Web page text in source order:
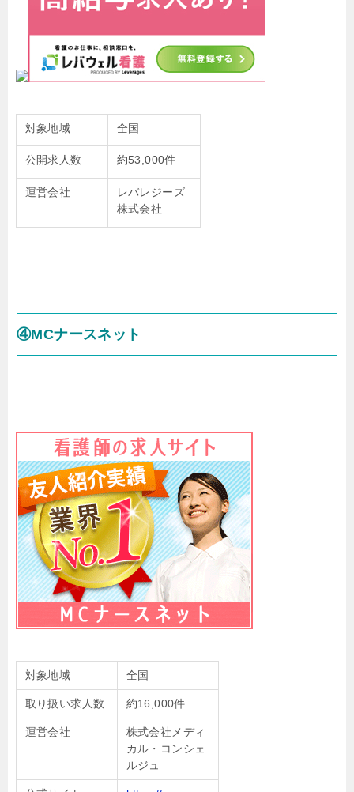
対象地域 全国
公開求人数 約53,000件
運営会社
レバレジーズ
株式会社
④MCナースネット
対象地域 全国
取り扱い求人数 約16,000件
運営会社
株式会社メディ
カル・コンシェ
ルジュ